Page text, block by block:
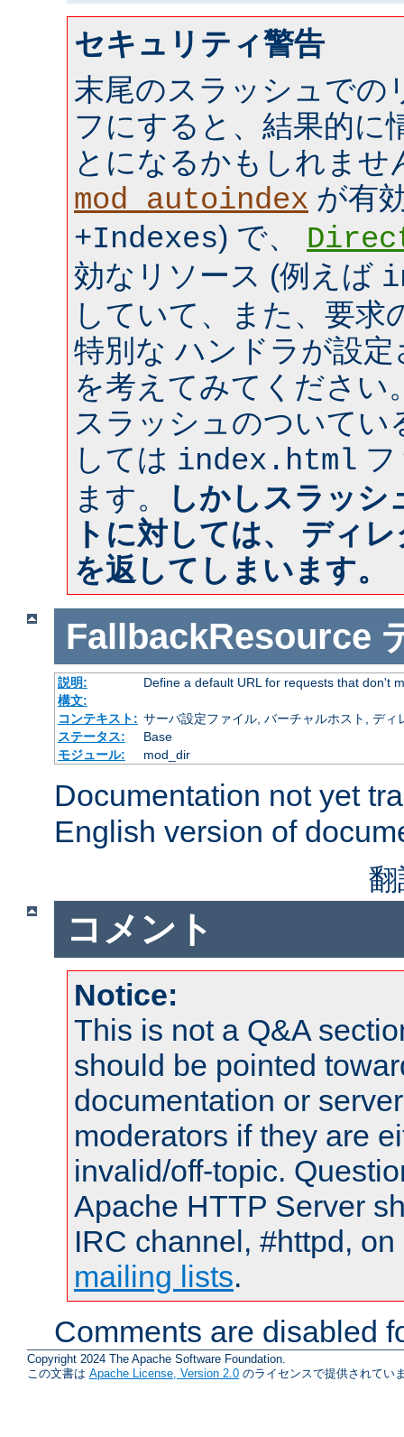
セキュリティ警告
末尾のスラッシュでの
フにすると、結果的に
とになるかもしれませ
mod_autoindex が有
+Indexes) で、
効なリソース (例えば
していて、また、要求
特別な ハンドラが設
を考えてみてください
スラッシュのついてい
しては index.html
ます。
しかしスラッシ
トに対しては、 ディ
を返してしまいます。
FallbackResource
説明:
Define a default URL for requests that don't
構文:
コンテキスト: サーバ設定ファイル, バーチャルホスト, ディ
ステータス:
Base
モジュール:
mod_dir
Documentation not yet
English version of
コメント
Notice:
This is not a Q&A
should be pointed
documentation or
moderators if they are
invalid/off-topic.
Apache HTTP Server
IRC channel, #httpd,
mailing lists.
Comments are disabled
Copyright 2024 The Apache Software Foundation.
この文書は Apache License, Version 2.0 のライセンスで提供されてい